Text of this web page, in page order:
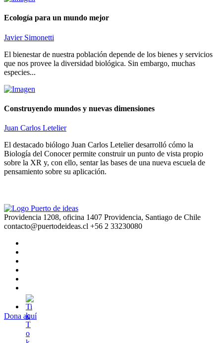
Ecología para un mundo mejor
Javier Simonetti
El bienestar de nuestra población depende de los bienes y servicios
que nos provee la diversidad biológica. Sin embargo, muchas
especies...
Construyendo mundos y nuevas dimensiones
Juan Carlos Letelier
El destacado biólogo Juan Carlos Letelier desarrolló cómo la
Biología del Conocer permite construir un punto de vista propio
sobre la XR y, con ello, sentar las bases de una nueva escuela de
pensamiento sobre su aplicación.
Providencia 1208, oficina 1407 Providencia, Santiago de Chile
contacto@puertodeideas.cl +56 2 33230080
Dona aquí